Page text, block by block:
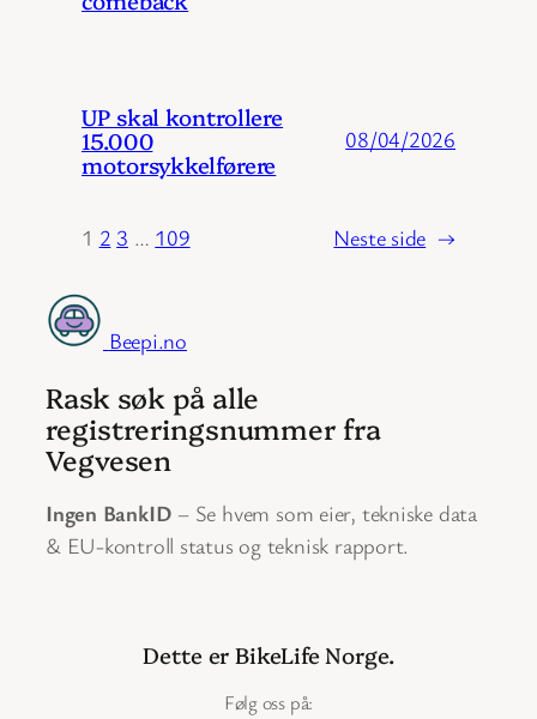
UP skal kontrollere
15.000
motorsykkelførere
08/04/2026
1 2 3 … 109 Neste side →
Beepi.no
Rask søk på alle
registreringsnummer fra
Vegvesen
Ingen BankID – Se hvem som eier, tekniske data
& EU-kontroll status og teknisk rapport.
Dette er BikeLife Norge.
Følg oss på: